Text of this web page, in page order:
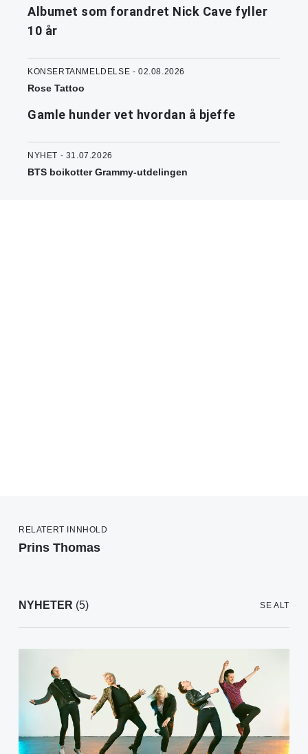
Albumet som forandret Nick Cave fyller
10 år
KONSERTANMELDELSE - 02.08.2026
Rose Tattoo
Gamle hunder vet hvordan å bjeffe
NYHET - 31.07.2026
BTS boikotter Grammy-utdelingen
RELATERT INNHOLD
Prins Thomas
NYHETER (5) SE ALT